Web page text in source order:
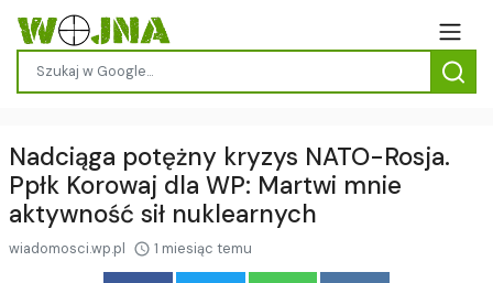
Nadciąga potężny kryzys NATO-Rosja.
Ppłk Korowaj dla WP: Martwi mnie
aktywność sił nuklearnych
wiadomosci.wp.pl 1 miesiąc temu